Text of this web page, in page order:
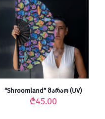
“Shroomland” მარაო (UV)
₾45.00